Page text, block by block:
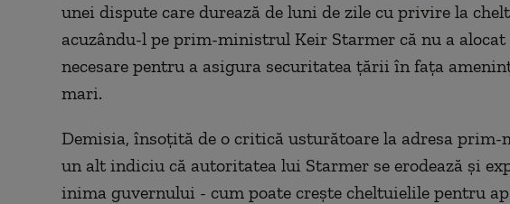
unei dispute care durează de luni de zile cu privire la
acuzându-l pe prim-ministrul Keir Starmer că nu a alocat
necesare pentru a asigura securitatea ţării în faţa
mari.
Demisia, însoţită de o critică usturătoare la adresa
un alt indiciu că autoritatea lui Starmer se erodează şi
inima guvernului - cum poate creşte cheltuielile pentru